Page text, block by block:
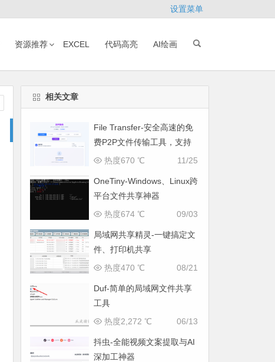
设置菜单
资源推荐 EXCEL 代码高亮 AI绘画
相关文章
File Transfer-安全高速的免
费P2P文件传输工具，支持
多平台无缝互通
11/25
热度670 ℃
OneTiny-Windows、Linux跨
平台文件共享神器
09/03
热度674 ℃
局域网共享精灵-一键搞定文
件、打印机共享
08/21
热度470 ℃
Duf-简单的局域网文件共享
工具
06/13
热度2,272 ℃
抖虫-全能视频文案提取与AI
深加工神器